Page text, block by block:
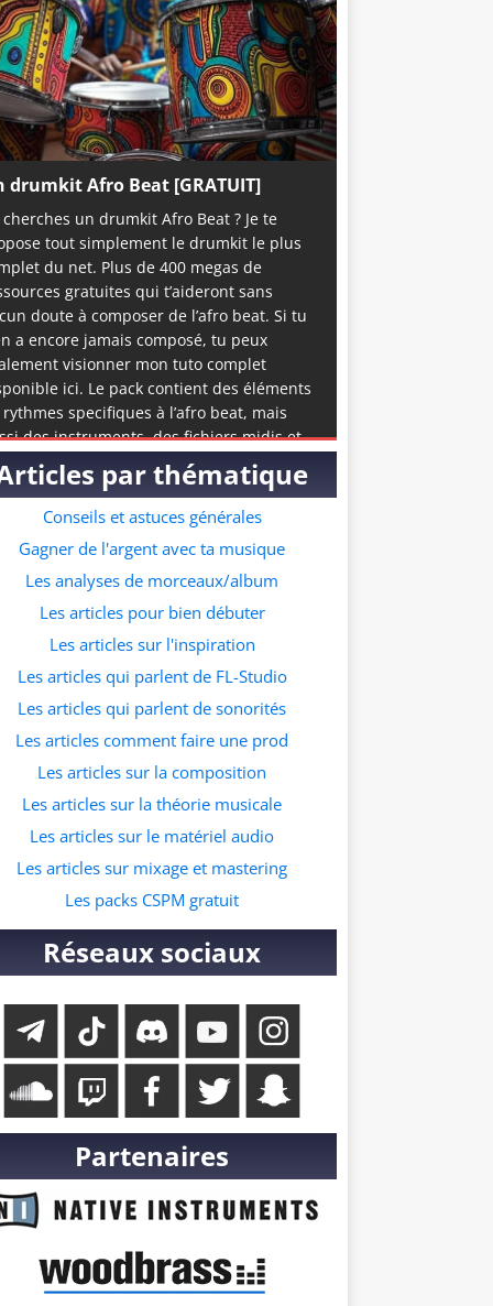
drumkit Afro Beat [GRATUIT]
cherches un drumkit Afro Beat ? Je te
tout simplement le drumkit le plus
du net. Plus de 400 megas de
gratuites qui t’aideront sans
doute à composer de l’afro beat. Si tu
a encore jamais composé, tu peux
visionner mon tuto complet
ici. Le pack contient des éléments
specifiques à l’afro beat, mais
des instruments, des fichiers midis et
quelques accapelas et loops prête à
C’est de loin la meilleure ressource
ceux qui souhaitent commencer à faire
prods dans ce genre musicale. A quelle
veux tu recevoir le pack ?
par thématique
Conseils et astuces générales
Gagner de l'argent avec ta musique
Les analyses de morceaux/album
Les articles pour bien débuter
Les articles sur l'inspiration
Les articles qui parlent de FL-Studio
Les articles qui parlent de sonorités
Les articles comment faire une prod
Les articles sur la composition
Les articles sur la théorie musicale
Les articles sur le matériel audio
Les articles sur mixage et mastering
Les packs CSPM gratuit
Réseaux sociaux
Partenaires